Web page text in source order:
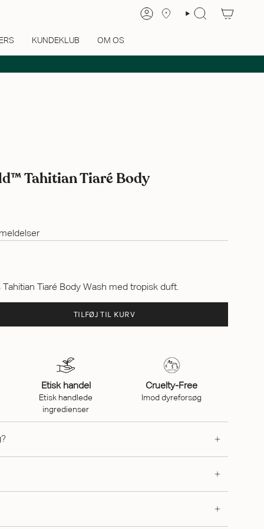
KUNDEKLUB OM OS
Tahitian Tiaré Body
Tiaré Body Wash med tropisk duft.
TILFØJ TIL KURV
Etisk handel
Etisk handlede
ingredienser
Cruelty-Free
Imod dyreforsøg